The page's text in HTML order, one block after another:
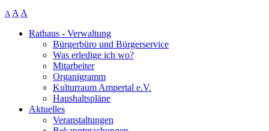
A A A
Rathaus - Verwaltung
Bürgerbüro und Bürgerservice
Was erledige ich wo?
Mitarbeiter
Organigramm
Kulturraum Ampertal e.V.
Haushaltspläne
Aktuelles
Veranstaltungen